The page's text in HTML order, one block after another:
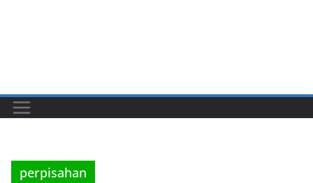
perpisahan